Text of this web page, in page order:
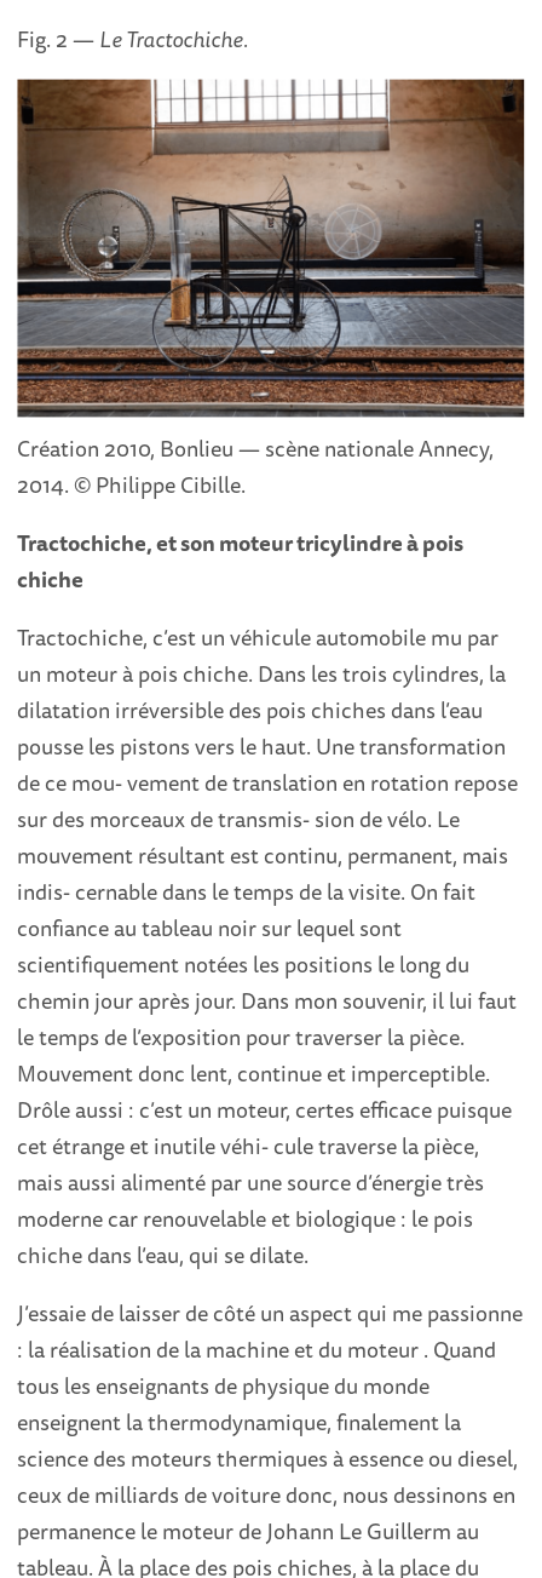
Fig. 2 —Le Tractochiche.
Création 2010, Bonlieu — scène nationale Annecy,
2014. © Philippe Cibille.
Tractochiche, et son moteur tricylindre à pois
chiche
Tractochiche, c’est un véhicule automobile mu par
un moteur à pois chiche. Dans les trois cylindres, la
dilatation irréversible des pois chiches dans l’eau
pousse les pistons vers le haut. Une transformation
de ce mou- vement de translation en rotation repose
sur des morceaux de transmis- sion de vélo. Le
mouvement résultant est continu, permanent, mais
indis- cernable dans le temps de la visite. On fait
confiance au tableau noir sur lequel sont
scientifiquement notées les positions le long du
chemin jour après jour. Dans mon souvenir, il lui faut
le temps de l’exposition pour traverser la pièce.
Mouvement donc lent, continue et imperceptible.
Drôle aussi : c’est un moteur, certes efficace puisque
cet étrange et inutile véhi- cule traverse la pièce,
mais aussi alimenté par une source d’énergie très
moderne car renouvelable et biologique : le pois
chiche dans l’eau, qui se dilate.
J’essaie de laisser de côté un aspect qui me passionne
: la réalisation de la machine et du moteur . Quand
tous les enseignants de physique du monde
enseignent la thermodynamique, finalement la
science des moteurs thermiques à essence ou diesel,
ceux de milliards de voiture donc, nous dessinons en
permanence le moteur de Johann Le Guillerm au
tableau. À la place des pois chiches, à la place du